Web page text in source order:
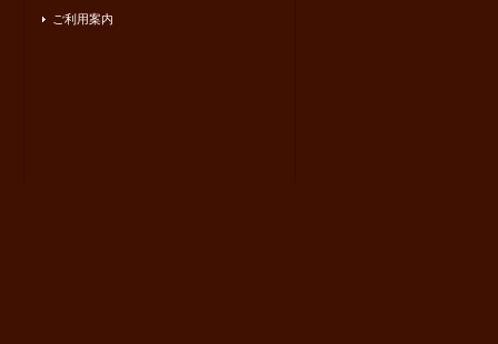
ご利用案内